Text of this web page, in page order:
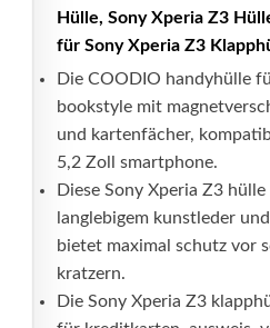
Hülle, Sony Xperia Z3
für Sony Xperia Z3
Die COODIO handyhülle
bookstyle mit
und kartenfächer,
5,2 Zoll smartphone.
Diese Sony Xperia Z3
langlebigem kunstleder
bietet maximal schutz vor
kratzern.
Die Sony Xperia Z3